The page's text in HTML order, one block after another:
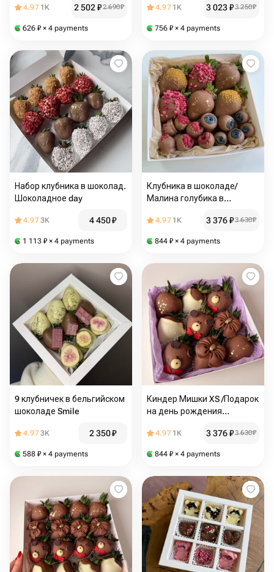
4.97 1K 2 502₽2 690₽
626 ₽ × 4 payments
4.97 1K 3 023₽3 250₽
756 ₽ × 4 payments
Набор клубника в шоколад.
Шоколадное day
4.973K 4 450₽
1 113 ₽ × 4 payments
Клубника в шоколаде/
Малина голубика в
4.97 1K 3 376₽3 630₽
844 ₽ × 4 payments
9 клубничек в бельгийском
шоколаде Smile
4.973K 2 350₽
588 ₽ × 4 payments
Киндер Мишки XS /Подарок
на день рождения
4.97 1K 3 376₽3 630₽
844 ₽ × 4 payments